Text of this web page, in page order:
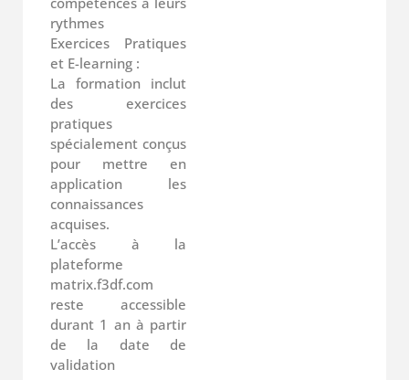
rythmes
Exercices Pratiques
et E-learning :
La formation inclut
des exercices
pratiques
spécialement conçus
pour mettre en
application les
connaissances
acquises.
L’accès à la
plateforme
matrix.f3df.com
reste accessible
durant 1 an à partir
de la date de
validation